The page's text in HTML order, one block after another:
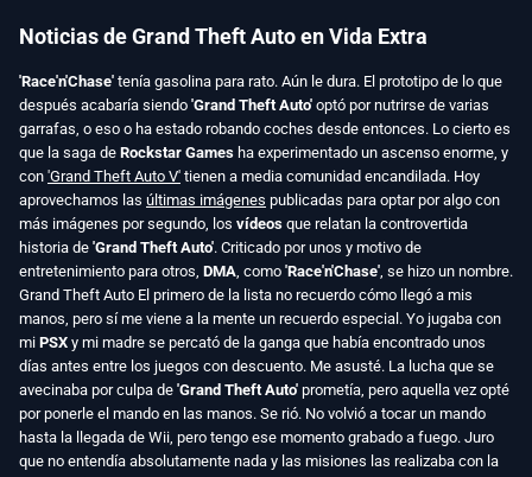
Noticias de Grand Theft Auto en Vida Extra
'Race'n'Chase' tenía gasolina para rato. Aún le dura. El prototipo de lo que
después acabaría siendo 'Grand Theft Auto' optó por nutrirse de varias
garrafas, o eso o ha estado robando coches desde entonces. Lo cierto es
que la saga de Rockstar Games ha experimentado un ascenso enorme, y
con 'Grand Theft Auto V' tienen a media comunidad encandilada. Hoy
aprovechamos las últimas imágenes publicadas para optar por algo con
más imágenes por segundo, los vídeos que relatan la controvertida
historia de 'Grand Theft Auto'. Criticado por unos y motivo de
entretenimiento para otros, DMA , como 'Race'n'Chase' , se hizo un nombre.
Grand Theft Auto El primero de la lista no recuerdo cómo llegó a mis
manos, pero sí me viene a la mente un recuerdo especial. Yo jugaba con
mi PSX y mi madre se percató de la ganga que había encontrado unos
días antes entre los juegos con descuento. Me asusté. La lucha que se
avecinaba por culpa de 'Grand Theft Auto' prometía, pero aquella vez opté
por ponerle el mando en las manos. Se rió. No volvió a tocar un mando
hasta la llegada de Wii, pero tengo ese momento grabado a fuego. Juro
que no entendía absolutamente nada y las misiones las realizaba con la